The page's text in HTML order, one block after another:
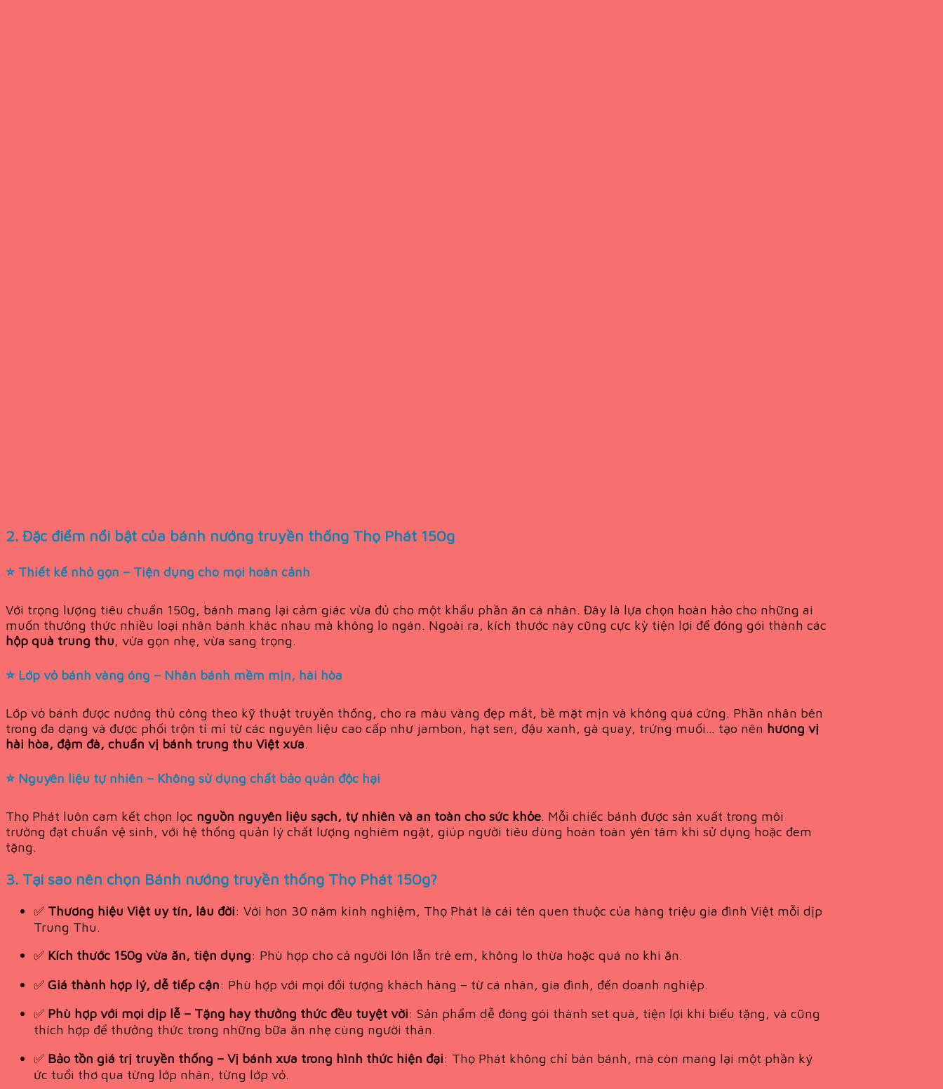
2. Đặc điểm nổi bật của bánh nướng truyền thống Thọ Phát 150g
⭐ Thiết kế nhỏ gọn – Tiện dụng cho mọi hoàn cảnh
Với trọng lượng tiêu chuẩn 150g, bánh mang lại cảm giác vừa đủ cho một khẩu phần ăn cá nhân. Đây là lựa chọn hoàn hảo cho những ai
muốn thưởng thức nhiều loại nhân bánh khác nhau mà không lo ngán. Ngoài ra, kích thước này cũng cực kỳ tiện lợi để đóng gói thành các
hộp quà trung thu, vừa gọn nhẹ, vừa sang trọng.
⭐ Lớp vỏ bánh vàng óng – Nhân bánh mềm mịn, hài hòa
Lớp vỏ bánh được nướng thủ công theo kỹ thuật truyền thống, cho ra màu vàng đẹp mắt, bề mặt mịn và không quá cứng. Phần nhân bên
trong đa dạng và được phối trộn tỉ mỉ từ các nguyên liệu cao cấp như jambon, hạt sen, đậu xanh, gà quay, trứng muối… tạo nên hương vị
hài hòa, đậm đà, chuẩn vị bánh trung thu Việt xưa.
⭐ Nguyên liệu tự nhiên – Không sử dụng chất bảo quản độc hại
Thọ Phát luôn cam kết chọn lọc nguồn nguyên liệu sạch, tự nhiên và an toàn cho sức khỏe. Mỗi chiếc bánh được sản xuất trong môi
trường đạt chuẩn vệ sinh, với hệ thống quản lý chất lượng nghiêm ngặt, giúp người tiêu dùng hoàn toàn yên tâm khi sử dụng hoặc đem
tặng.
3. Tại sao nên chọn Bánh nướng truyền thống Thọ Phát 150g?
✅ Thương hiệu Việt uy tín, lâu đời: Với hơn 30 năm kinh nghiệm, Thọ Phát là cái tên quen thuộc của hàng triệu gia đình Việt mỗi dịp
Trung Thu.
✅ Kích thước 150g vừa ăn, tiện dụng: Phù hợp cho cả người lớn lẫn trẻ em, không lo thừa hoặc quá no khi ăn.
✅ Giá thành hợp lý, dễ tiếp cận: Phù hợp với mọi đối tượng khách hàng – từ cá nhân, gia đình, đến doanh nghiệp.
✅ Phù hợp với mọi dịp lễ – Tặng hay thưởng thức đều tuyệt vời: Sản phẩm dễ đóng gói thành set quà, tiện lợi khi biếu tặng, và cũng
thích hợp để thưởng thức trong những bữa ăn nhẹ cùng người thân.
✅ Bảo tồn giá trị truyền thống – Vị bánh xưa trong hình thức hiện đại: Thọ Phát không chỉ bán bánh, mà còn mang lại một phần ký
ức tuổi thơ qua từng lớp nhân, từng lớp vỏ.